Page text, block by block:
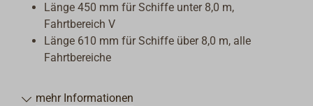
Länge 450 mm für Schiffe unter 8,0 m,
Fahrtbereich V
Länge 610 mm für Schiffe über 8,0 m, alle
Fahrtbereiche
mehr Informationen